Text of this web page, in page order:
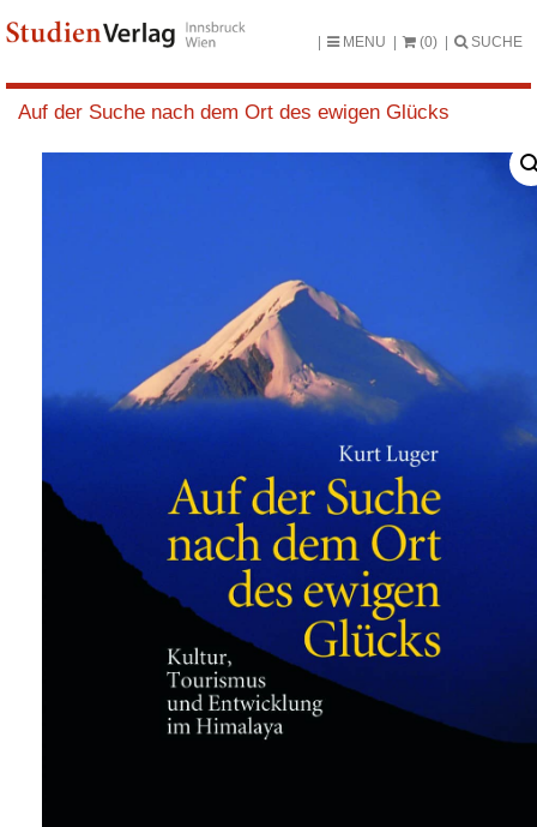
MENU (0) SUCHE
Auf der Suche nach dem Ort des ewigen Glücks